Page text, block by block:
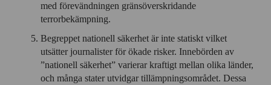
med förevändningen gränsöverskridande
terrorbekämpning.
Begreppet nationell säkerhet är inte statiskt vilket
utsätter journalister för ökade risker. Innebörden av
”nationell säkerhet” varierar kraftigt mellan olika länder,
och många stater utvidgar tillämpningsområdet. Dessa